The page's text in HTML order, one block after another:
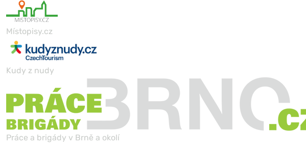
Místopisy.cz
Kudy z nudy
Práce a brigády v Brně a okolí